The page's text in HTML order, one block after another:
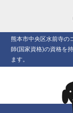
熊本市中央区水前寺の
師(国家資格)の資格を
ます。